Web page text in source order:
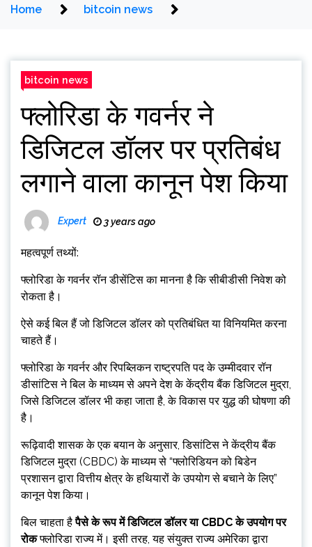
Home bitcoin news
bitcoin news
फ्लोरिडा के गवर्नर ने
डिजिटल डॉलर पर प्रतिबंध
लगाने वाला कानून पेश किया
Expert 3 years ago
महत्वपूर्ण तथ्यों:
फ्लोरिडा के गवर्नर रॉन डीसेंटिस का मानना ​​है कि सीबीडीसी निवेश को
रोकता है।
ऐसे कई बिल हैं जो डिजिटल डॉलर को प्रतिबंधित या विनियमित करना
चाहते हैं।
फ्लोरिडा के गवर्नर और रिपब्लिकन राष्ट्रपति पद के उम्मीदवार रॉन
डीसांटिस ने बिल के माध्यम से अपने देश के केंद्रीय बैंक डिजिटल मुद्रा,
जिसे डिजिटल डॉलर भी कहा जाता है, के विकास पर युद्ध की घोषणा की
है।
रूढ़िवादी शासक के एक बयान के अनुसार, डिसांटिस ने केंद्रीय बैंक
डिजिटल मुद्रा (CBDC) के माध्यम से “फ्लोरिडियन को बिडेन
प्रशासन द्वारा वित्तीय क्षेत्र के हथियारों के उपयोग से बचाने के लिए”
कानून पेश किया।
बिल चाहता हैपैसे के रूप में डिजिटल डॉलर या CBDC के उपयोग पर
रोकफ्लोरिडा राज्य में। इसी तरह, यह संयुक्त राज्य अमेरिका द्वारा